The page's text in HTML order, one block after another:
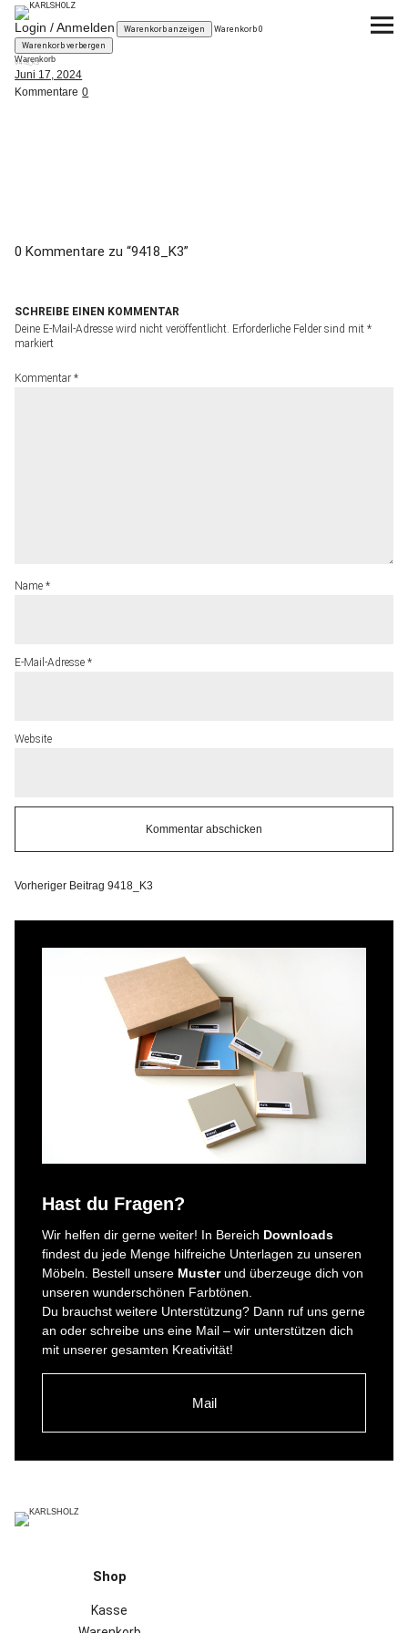
KARLSHOLZ
Login / Anmelden Warenkorb anzeigen Warenkorb 0
Warenkorb verbergen
Warenkorb
Das System
9418_K3
Juni 17, 2024
Kommentare 0
0 Kommentare zu “9418_K3”
SCHREIBE EINEN KOMMENTAR
Deine E-Mail-Adresse wird nicht veröffentlicht. Erforderliche Felder sind mit*
markiert
Kommentar*
Name*
E-Mail-Adresse*
Website
Vorheriger Beitrag 9418_K3
Hast du Fragen?
Wir helfen dir gerne weiter! In Bereich Downloads
findest du jede Menge hilfreiche Unterlagen zu unseren
Möbeln. Bestell unsere Musterund überzeuge dich von
unseren wunderschönen Farbtönen.
Du brauchst weitere Unterstützung? Dann ruf uns gerne
an oder schreibe uns eine Mail – wir unterstützen dich
mit unserer gesamten Kreativität!
Mail
Shop
Kasse